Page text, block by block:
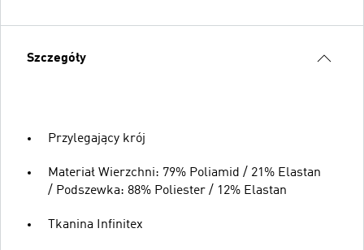
Szczegóły
Przylegający krój
Materiał Wierzchni: 79% Poliamid / 21% Elastan
/ Podszewka: 88% Poliester / 12% Elastan
Tkanina Infinitex